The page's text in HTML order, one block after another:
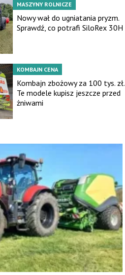
MASZYNY ROLNICZE
Nowy wał do ugniatania pryzm.
Sprawdź, co potrafi SiloRex 30H
KOMBAJN CENA
Kombajn zbożowy za 100 tys. zł.
Te modele kupisz jeszcze przed
żniwami